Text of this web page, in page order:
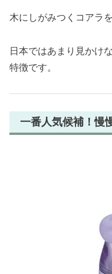
木にしがみつくコアラ
日本ではあまり見かけ
特徴です。
一番人気候補！慢